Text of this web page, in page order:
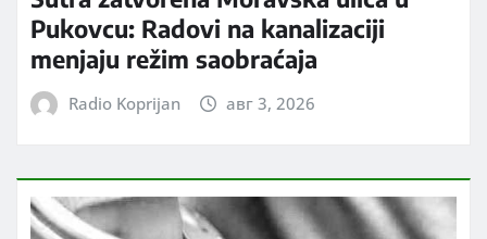
Pukovcu: Radovi na kanalizaciji
menjaju režim saobraćaja
Radio Koprijan авг 3, 2026